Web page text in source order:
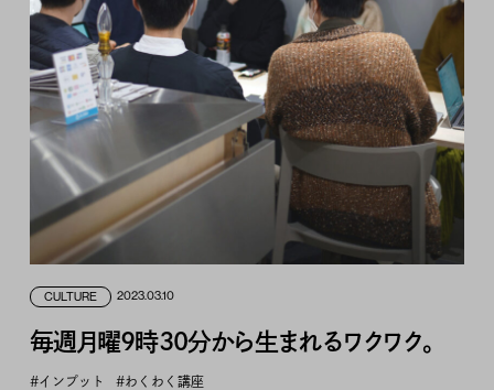
CULTURE 2023.03.10
毎週月曜9時30分から生まれるワクワク。
#インプット #わくわく講座